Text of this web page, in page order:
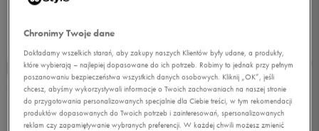
Chronimy Twoje dane
Dokładamy wszelkich starań, aby zakupy naszych Klientów były udane, a produkty,
które wybierają – najlepiej dopasowane do ich potrzeb. Robimy to jednak przy pełnym
poszanowaniu bezpieczeństwa wszystkich danych osobowych. Kliknij „OK”, jeśli
chcesz, abyśmy wykorzystywali informacje o Twoich zachowaniach na naszej stronie
do przygotowania personalizowanych specjalnie dla Ciebie treści, w tym rekomendacji
produktów dopasowanych do Twoich potrzeb i zainteresowań, spersonalizowanych
reklam czy zapamiętywanie wybranych preferencji. W każdej chwili możesz zmienić